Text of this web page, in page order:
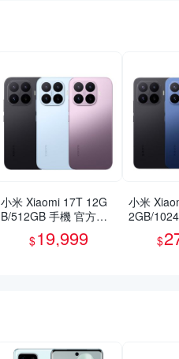
小米 Xiaomi 17T 12G
B/512GB 手機 官方旗
$19,999
小米
2GB/
$